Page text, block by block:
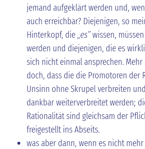
jemand aufgeklärt werden und,
auch erreichbar? Diejenigen, so
Hinterkopf, die „es”wissen,
werden und diejenigen, die es
sich nicht einmal ansprechen. Mehr
doch, dass die die Promotoren der
Unsinn ohne Skrupel verbreiten
dankbar weiterverbreitet werden;
Rationalität sind gleichsam der
freigestellt ins Abseits.
was aber dann, wenn es nicht